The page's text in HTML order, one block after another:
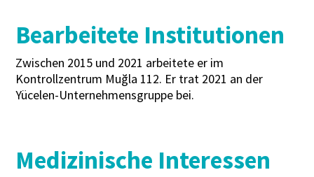
Bearbeitete Institutionen
Zwischen 2015 und 2021 arbeitete er im
Kontrollzentrum Muğla 112. Er trat 2021 an der
Yücelen-Unternehmensgruppe bei.
Medizinische Interessen